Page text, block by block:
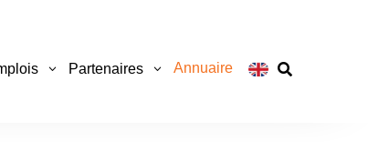
Partenaires Annuaire 